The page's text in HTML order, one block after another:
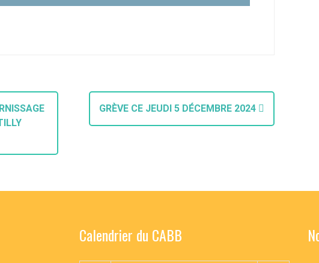
GRÈVE CE JEUDI 5 DÉCEMBRE 2024
Calendrier du CABB